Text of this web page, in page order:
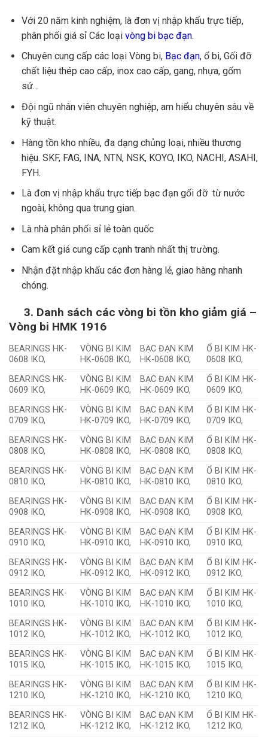
Với 20 năm kinh nghiệm, là đơn vị nhập khẩu trực tiếp,
phân phối giá sỉ Các loại vòng bi bạc đạn.
Chuyên cung cấp các loại Vòng bi, Bạc đạn, ổ bi, Gối đỡ
chất liệu thép cao cấp, inox cao cấp, gang, nhựa, gốm
sứ…
Đội ngũ nhân viên chuyên nghiệp, am hiểu chuyên sâu về
kỹ thuật.
Hàng tồn kho nhiều, đa dạng chủng loại, nhiều thương
hiệu. SKF, FAG, INA, NTN, NSK, KOYO, IKO, NACHI, ASAHI,
FYH.
Là đơn vị nhập khẩu trực tiếp bạc đạn gối đỡ từ nước
ngoài, không qua trung gian.
Là nhà phân phối sỉ lẻ toàn quốc
Cam kết giá cung cấp cạnh tranh nhất thị trường.
Nhận đặt nhập khẩu các đơn hàng lẻ, giao hàng nhanh
chóng.
3. Danh sách các vòng bi tồn kho giảm giá –
Vòng bi HMK 1916
BEARINGS HK-
0608 IKO,
VÒNG BI KIM
HK-0608 IKO,
BẠC ĐẠN KIM
HK-0608 IKO,
Ổ BI KIM HK-
0608 IKO,
BEARINGS HK-
0609 IKO,
VÒNG BI KIM
HK-0609 IKO,
BẠC ĐẠN KIM
HK-0609 IKO,
Ổ BI KIM HK-
0609 IKO,
BEARINGS HK-
0709 IKO,
VÒNG BI KIM
HK-0709 IKO,
BẠC ĐẠN KIM
HK-0709 IKO,
Ổ BI KIM HK-
0709 IKO,
BEARINGS HK-
0808 IKO,
VÒNG BI KIM
HK-0808 IKO,
BẠC ĐẠN KIM
HK-0808 IKO,
Ổ BI KIM HK-
0808 IKO,
BEARINGS HK-
0810 IKO,
VÒNG BI KIM
HK-0810 IKO,
BẠC ĐẠN KIM
HK-0810 IKO,
Ổ BI KIM HK-
0810 IKO,
BEARINGS HK-
0908 IKO,
VÒNG BI KIM
HK-0908 IKO,
BẠC ĐẠN KIM
HK-0908 IKO,
Ổ BI KIM HK-
0908 IKO,
BEARINGS HK-
0910 IKO,
VÒNG BI KIM
HK-0910 IKO,
BẠC ĐẠN KIM
HK-0910 IKO,
Ổ BI KIM HK-
0910 IKO,
BEARINGS HK-
0912 IKO,
VÒNG BI KIM
HK-0912 IKO,
BẠC ĐẠN KIM
HK-0912 IKO,
Ổ BI KIM HK-
0912 IKO,
BEARINGS HK-
1010 IKO,
VÒNG BI KIM
HK-1010 IKO,
BẠC ĐẠN KIM
HK-1010 IKO,
Ổ BI KIM HK-
1010 IKO,
BEARINGS HK-
1012 IKO,
VÒNG BI KIM
HK-1012 IKO,
BẠC ĐẠN KIM
HK-1012 IKO,
Ổ BI KIM HK-
1012 IKO,
BEARINGS HK-
1015 IKO,
VÒNG BI KIM
HK-1015 IKO,
BẠC ĐẠN KIM
HK-1015 IKO,
Ổ BI KIM HK-
1015 IKO,
BEARINGS HK-
1210 IKO,
VÒNG BI KIM
HK-1210 IKO,
BẠC ĐẠN KIM
HK-1210 IKO,
Ổ BI KIM HK-
1210 IKO,
BEARINGS HK-
1212 IKO,
VÒNG BI KIM
HK-1212 IKO,
BẠC ĐẠN KIM
HK-1212 IKO,
Ổ BI KIM HK-
1212 IKO,